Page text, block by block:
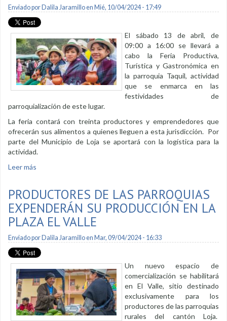
Enviado por Dalila Jaramilloen Mié, 10/04/2024 - 17:49
El sábado 13 de abril, de
09:00 a 16:00 se llevará a
cabo la Feria Productiva,
Turística y Gastronómica en
la parroquia Taquil, actividad
que se enmarca en las
festividades de
parroquialización de este lugar.
La feria contará con treinta productores y emprendedores que
ofrecerán sus alimentos a quienes lleguen a esta jurisdicción. Por
parte del Municipio de Loja se aportará con la logística para la
actividad.
Leer más
PRODUCTORES DE LAS PARROQUIAS
EXPENDERÁN SU PRODUCCIÓN EN LA
PLAZA EL VALLE
Enviado por Dalila Jaramilloen Mar, 09/04/2024 - 16:33
Un nuevo espacio de
comercialización se habilitará
en El Valle, sitio destinado
exclusivamente para los
productores de las parroquias
rurales del cantón Loja.